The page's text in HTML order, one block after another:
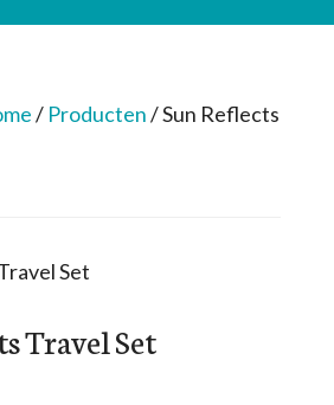
/ Producten/Sun Reflects
Travel Set